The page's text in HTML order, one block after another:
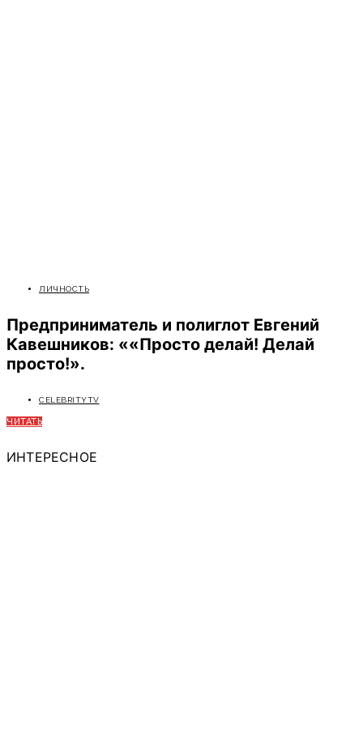
ЛИЧНОСТЬ
Предприниматель и полиглот Евгений
Кавешников: ««Просто делай! Делай
просто!».
CELEBRITYTV
ЧИТАТЬ
ИНТЕРЕСНОЕ